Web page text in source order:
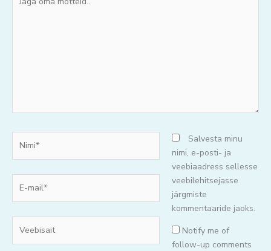
oma
mail*
Salvesta minu
nimi, e-posti- ja
veebiaadress sellesse
veebilehitsejasse
järgmiste
kommentaaride jaoks.
Notify me of
follow-up comments